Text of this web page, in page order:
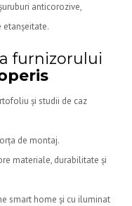
anticorozive,
etanșeitate.
furnizorului
și studii de caz
de montaj.
materiale, durabilitate și
smart home și cu iluminat